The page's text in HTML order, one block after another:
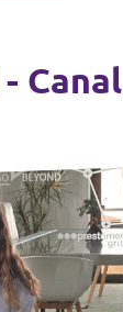
Canal